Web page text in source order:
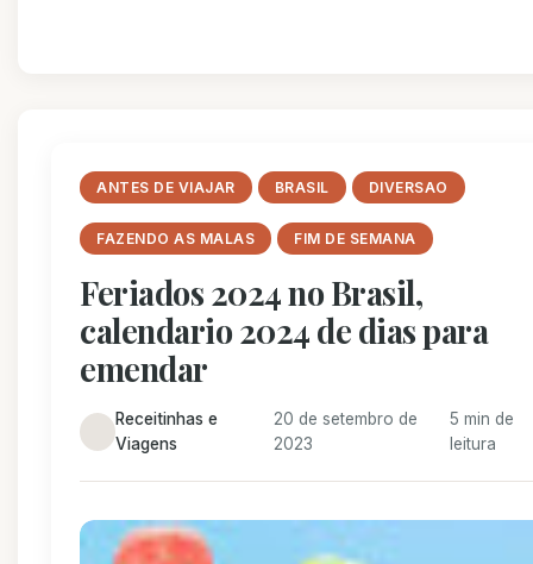
ANTES DE VIAJAR BRASIL DIVERSAO
FAZENDO AS MALAS FIM DE SEMANA
Feriados 2024 no Brasil,
calendario 2024 de dias para
emendar
Receitinhas e
Viagens
20 de setembro de
2023
5 min de
leitura